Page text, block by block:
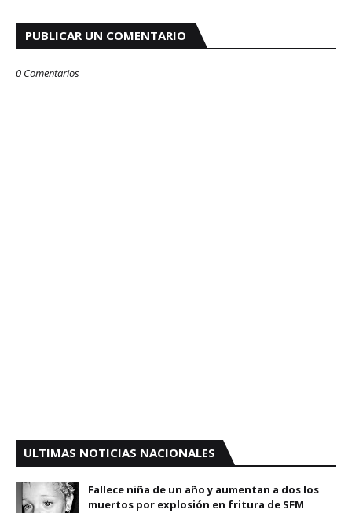
PUBLICAR UN COMENTARIO
0 Comentarios
ULTIMAS NOTICIAS NACIONALES
Fallece niña de un año y aumentan a dos los
muertos por explosión en fritura de SFM